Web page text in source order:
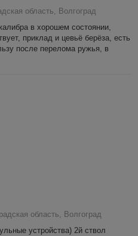
область, Волгоград
в хорошем состоянии,
приклад и цевьё берёза, есть
после перелома ружья, в
область, Волгоград
устройства) 2й ствол